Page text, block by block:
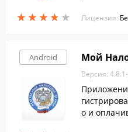
★ ★ ★ ★ ★
★ ★ ★ ★ ★
или
Лицензия:
Android Мой
Версия:
о и